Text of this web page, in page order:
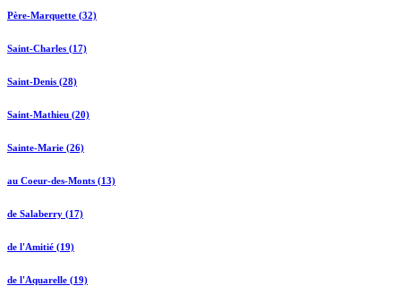
Père-Marquette (32)
Saint-Charles (17)
Saint-Denis (28)
Saint-Mathieu (20)
Sainte-Marie (26)
au Coeur-des-Monts (13)
de Salaberry (17)
de l'Amitié (19)
de l'Aquarelle (19)